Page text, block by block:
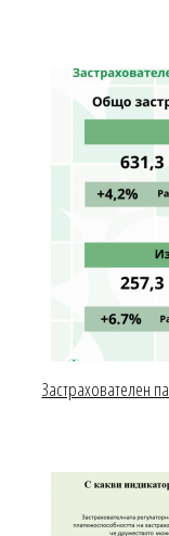
Застрахователен